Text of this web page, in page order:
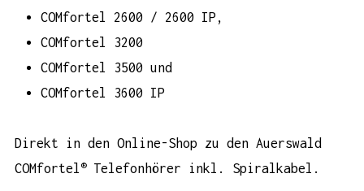
COMfortel 2600 / 2600 IP,
COMfortel 3200
COMfortel 3500 und
COMfortel 3600 IP
Direkt in den Online-Shop zu den Auerswald
COMfortel ®Telefonhörer inkl. Spiralkabel .